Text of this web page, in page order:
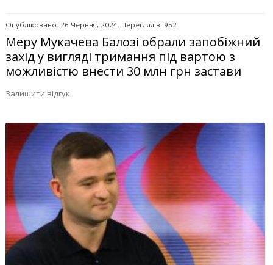
Опубліковано: 26 Червня, 2024. Переглядів: 952
Меру Мукачева Балозі обрали запобіжний
захід у вигляді тримання під вартою з
можливістю внести 30 млн грн застави
Залишити відгук